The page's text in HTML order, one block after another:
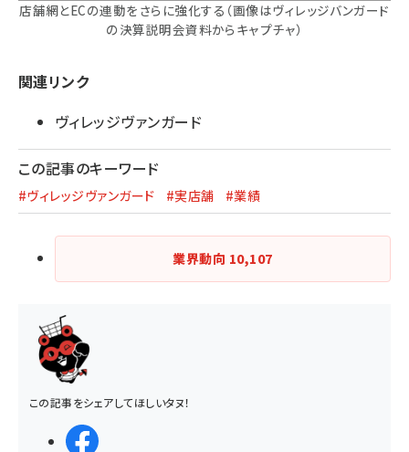
店舗網とECの連動をさらに強化する（画像はヴィレッジバンガード
の決算説明会資料からキャプチャ）
関連リンク
ヴィレッジヴァンガード
この記事のキーワード
#ヴィレッジヴァンガード #実店舗 #業績
業界動向 10,107
この記事をシェアしてほしいタヌ！